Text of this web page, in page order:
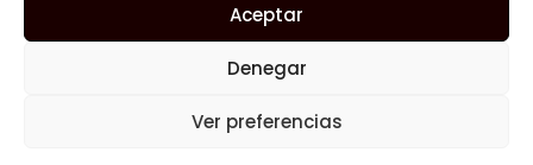
Aceptar
Denegar
Ver preferencias
¿Qué tratamientos ofrece una clínica
dental en Errenteria?
¿Cuándo debería acudir a una clínica
dental en Errenteria?